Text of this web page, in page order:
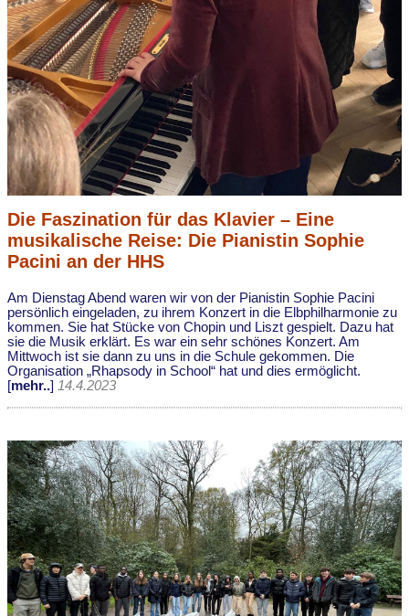
Die Faszination für das Klavier – Eine
musikalische Reise: Die Pianistin Sophie
Pacini an der HHS
Am Dienstag Abend waren wir von der Pianistin Sophie Pacini
persönlich eingeladen, zu ihrem Konzert in die Elbphilharmonie zu
kommen. Sie hat Stücke von Chopin und Liszt gespielt. Dazu hat
sie die Musik erklärt. Es war ein sehr schönes Konzert. Am
Mittwoch ist sie dann zu uns in die Schule gekommen. Die
Organisation „Rhapsody in School“ hat und dies ermöglicht.
[mehr..] 14.4.2023